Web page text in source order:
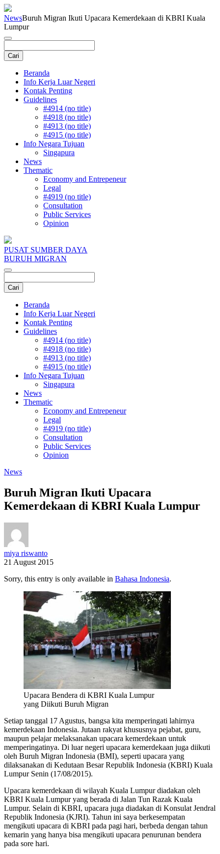
NewsBuruh Migran Ikuti Upacara Kemerdekaan di KBRI Kuala
Lumpur
Beranda
Info Kerja Luar Negeri
Kontak Penting
Guidelines
#4914 (no title)
#4918 (no title)
#4913 (no title)
#4915 (no title)
Info Negara Tujuan
Singapura
News
Thematic
Economy and Entrepeneur
Legal
#4919 (no title)
Consultation
Public Services
Opinion
PUSAT SUMBER DAYA
BURUH MIGRAN
Beranda
Info Kerja Luar Negeri
Kontak Penting
Guidelines
#4914 (no title)
#4918 (no title)
#4913 (no title)
#4915 (no title)
Info Negara Tujuan
Singapura
News
Thematic
Economy and Entrepeneur
Legal
#4919 (no title)
Consultation
Public Services
Opinion
News
Buruh Migran Ikuti Upacara
Kemerdekaan di KBRI Kuala Lumpur
miya riswanto
21 August 2015
Sorry, this entry is only available in Bahasa Indonesia.
Upacara Bendera di KBRI Kuala Lumpur
yang Diikuti Buruh Migran
Setiap tanggal 17 Agustus, bangsa kita memperingati lahirnya
kemerdekaan Indonesia. Jutaan rakyat khususnya pejabat, guru,
maupun pelajar melaksanakan upacara kemerdekaan untuk
memperingatinya. Di luar negeri upacara kemerdekaan juga diikuti
oleh Buruh Migran Indonesia (BMI), seperti upacara yang
dilaksanakan di Kedutaan Besar Republik Indonesia (KBRI) Kuala
Lumpur Senin (17/08/2015).
Upacara kemerdekaan di wilayah Kuala Lumpur diadakan oleh
KBRI Kuala Lumpur yang berada di Jalan Tun Razak Kuala
Lumpur. Selain di KBRI, upacara juga diadakan di Konsulat Jendral
Republik Indonesia (KJRI). Tahun ini saya berkesempatan
mengikuti upacara di KBRI pada pagi hari, berbeda dengan tahun
kemarin yang hanya bisa mengikuti upacara penurunan bendera
pada sore hari.